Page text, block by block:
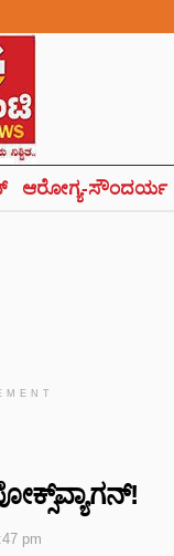
ಆರೋಗ್ಯ-ಸೌಂದರ್ಯ
pm